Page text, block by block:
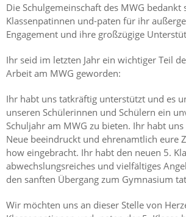
Die Schulgemeinschaft des MWG bedankt
Klassenpatinnen und-paten für ihr
Engagement und ihre großzügige
Ihr seid im letzten Jahr ein wichtiger Teil
Arbeit am MWG geworden:
Ihr habt uns tatkräftig unterstützt und es
unseren Schülerinnen und Schülern ein
Schuljahr am MWG zu bieten. Ihr habt
Neue beeindruckt und ehrenamtlich eure
how eingebracht. Ihr habt den neuen 5.
abwechslungsreiches und vielfältiges
den sanften Übergang zum Gymnasium
Wir möchten uns an dieser Stelle von